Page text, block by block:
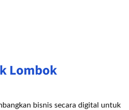
bisnis secara digital untuk